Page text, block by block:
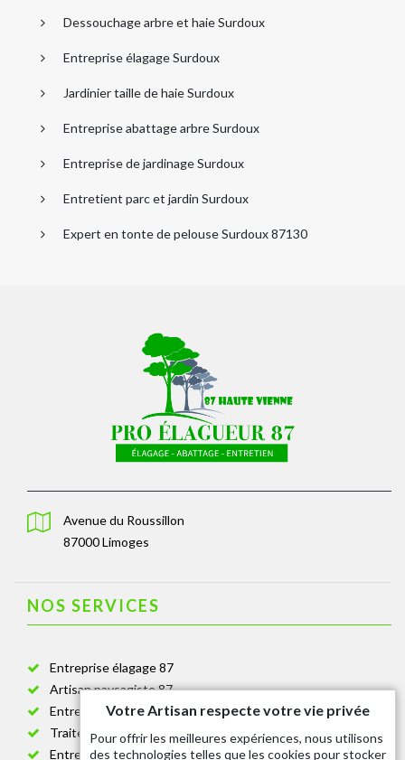
Dessouchage arbre et haie Surdoux
Entreprise élagage Surdoux
Jardinier taille de haie Surdoux
Entreprise abattage arbre Surdoux
Entreprise de jardinage Surdoux
Entretient parc et jardin Surdoux
Expert en tonte de pelouse Surdoux 87130
Avenue du Roussillon
87000 Limoges
NOS SERVICES
Entreprise élagage 87
Artisan paysagiste 87
Entreprise de jardinage 87
Traitement anti-chenille 87
Entreprise abattage arbre 87
Votre Artisan respecte votre vie privée
Pour offrir les meilleures expériences, nous utilisons
des technologies telles que les cookies pour stocker